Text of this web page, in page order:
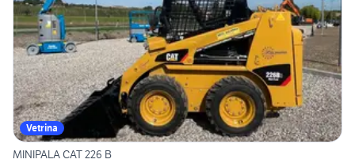
Vetrina
MINIPALA CAT 226 B